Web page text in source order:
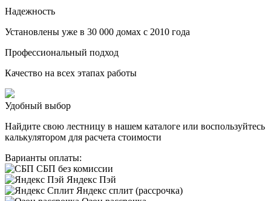
Надежность
Установлены уже в 30 000 домах с 2010 года
Профессиональный подход
Качество на всех этапах работы
Удобный выбор
Найдите свою лестницу в нашем каталоге или воспользуйтесь
калькулятором для расчета стоимости
Варианты оплаты:
СБП без комиссии
Яндекс Пэй
Яндекс сплит (рассрочка)